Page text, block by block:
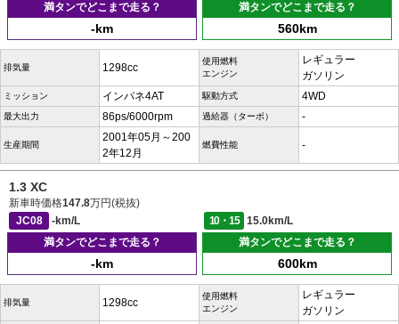
満タンでどこまで走る？
-km
満タンでどこまで走る？
560km
排気量 1298cc
使用燃料
エンジン
レギュラー
ガソリン
ミッション インパネ4AT 駆動方式 4WD
最大出力 86ps/6000rpm 過給器（ターボ） -
生産期間
2001年05月～200
2年12月
燃費性能 -
1.3 XC
新車時価格147.8万円(税抜)
JC08
-km/L 10・15
15.0km/L
満タンでどこまで走る？
-km
満タンでどこまで走る？
600km
排気量 1298cc
使用燃料
エンジン
レギュラー
ガソリン